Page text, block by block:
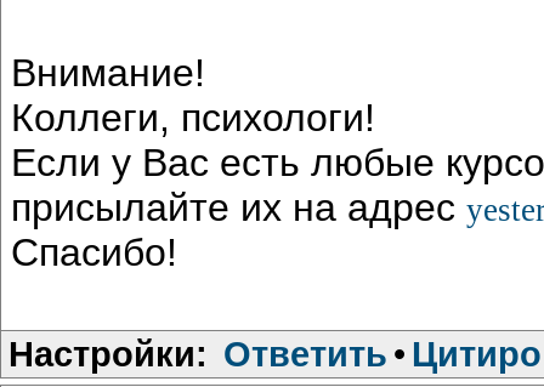
Внимание!
Коллеги, психологи!
Если у Вас есть любые
присылайте их на адрес
Спасибо!
Настройки: Ответить •